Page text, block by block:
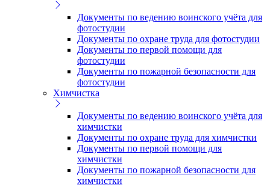
Документы по ведению воинского учёта для
фотостудии
Документы по охране труда для фотостудии
Документы по первой помощи для
фотостудии
Документы по пожарной безопасности для
фотостудии
Химчистка
Документы по ведению воинского учёта для
химчистки
Документы по охране труда для химчистки
Документы по первой помощи для
химчистки
Документы по пожарной безопасности для
химчистки